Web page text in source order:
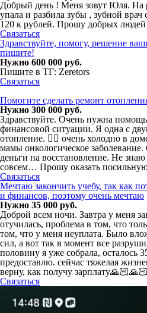
Добрый день ! Меня зовут Юля. На
упала и разбила зубы , зубной врач
120 к рублей. Прошу добрых
Связаться
Здравствуйте, помогу, решение
пишите!
Нужно 600 000 руб.
Пишите в ТГ: Zeretors
Связаться
Помогите сделать ремонт
Нужно 300 000 руб.
Здравствуйте. Очень нужна
финансовой ситуации. Я одна с
отопление. 🤦‍♀️ очень холодно в
мамы онкологическое
деньги на восстановление. Не
совсем… Прошу оказать
Связаться
Мечтаю закончить учебу, так как
и финансов, поэтому очень мечтаю
Нужно 35 000 руб.
Доброй всем ночи. Завтра у меня
отучилась, проблема в том, что
том, что у меня неуплата. Было
сил, а вот так в момент все
половину я уже собрала, осталось
предоставлю. сейчас тяжелая
верну, как получу
Связаться